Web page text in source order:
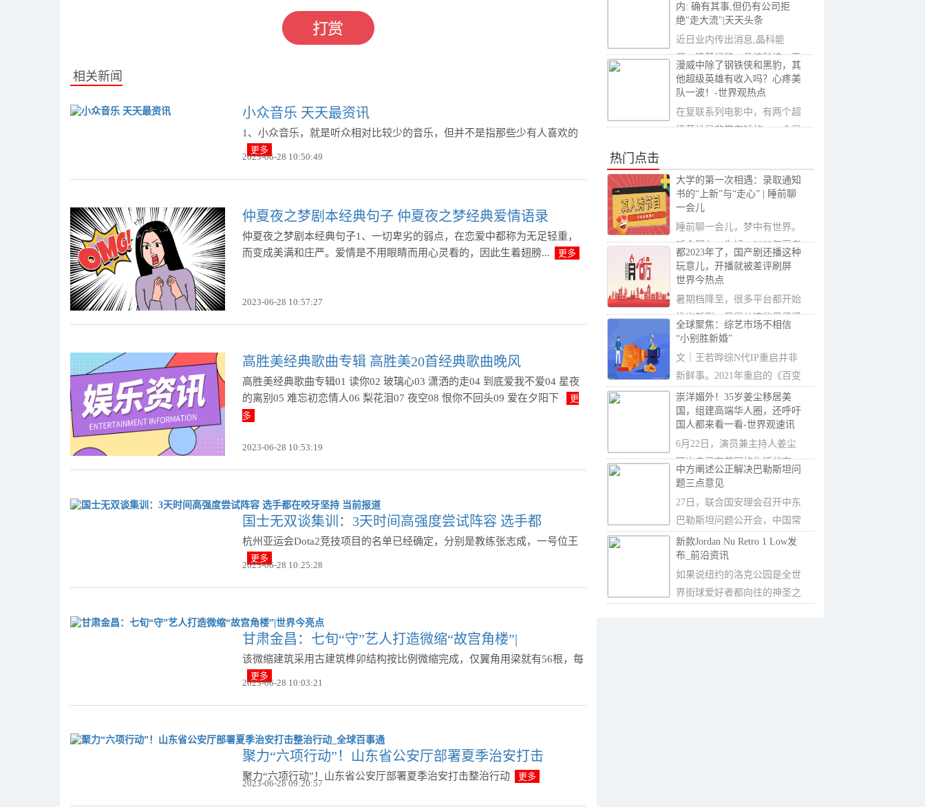
相关新闻
小众音乐 天天最资讯
1、小众音乐，就是听众相对比较少的音乐，但并不是指那些少有人喜欢的
更多
2023-06-28 10:50:49
仲夏夜之梦剧本经典句子 仲夏夜之梦经典爱情语录
仲夏夜之梦剧本经典句子1、一切卑劣的弱点，在恋爱中都称为无足轻重，
而变成美满和庄严。爱情是不用眼睛而用心灵看的，因此生着翅膀...
更多
2023-06-28 10:57:27
高胜美经典歌曲专辑 高胜美20首经典歌曲晚风
高胜美经典歌曲专辑01 读你02 玻璃心03 潇洒的走04 到底爱我不爱04 星夜
的离别05 难忘初恋情人06 梨花泪07 夜空08 恨你不回头09 爱在夕阳下
更
多
2023-06-28 10:53:19
国士无双谈集训：3天时间高强度尝试阵容 选手都
杭州亚运会Dota2竞技项目的名单已经确定，分别是教练张志成，一号位王
更多
2023-06-28 10:25:28
甘肃金昌：七旬“守”艺人打造微缩“故宫角楼”|
该微缩建筑采用古建筑榫卯结构按比例微缩完成，仅翼角用梁就有56根，每
更多
2023-06-28 10:03:21
聚力“六项行动”！山东省公安厅部署夏季治安打击
聚力“六项行动”！山东省公安厅部署夏季治安打击整治行动 更多
2023-06-28 09:20:57
内: 确有其事,但仍有公司拒
绝"走大流"|天天头条
近日业内传出消息,晶科能
源、隆基绿能、晶澳科技、天
合光能、协鑫集成
漫威中除了钢铁侠和黑豹，其
他超级英雄有收入吗？心疼美
队一波！-世界观热点
在复联系列电影中，有两个超
级英雄是非常有钱的，一个是
热门点击
大学的第一次相遇：录取通知
书的“上新”与“走心” | 睡前聊
一会儿
睡前聊一会儿，梦中有世界。
听众朋友，你好。2023年高考
成绩出炉，各大
都2023年了，国产剧还播这种
玩意儿，开播就被差评刷屏
世界今热点
暑期档降至，很多平台都开始
推出新剧。只是从这些日子播
出新剧的口碑来
全球聚焦：综艺市场不相信
“小别胜新婚”
文｜王若晔综N代IP重启并非
新鲜事。2021年重启的《百变
大咖秀》、2022
崇洋媚外！35岁姜尘移居美
国，组建高端华人圈，还呼吁
国人都来看一看-世界观速讯
6月22日，演员兼主持人姜尘
晒出自己在美国的生活状态，
引发很多网友的
中方阐述公正解决巴勒斯坦问
题三点意见
27日，联合国安理会召开中东
巴勒斯坦问题公开会，中国常
驻联合国代表张
新款Jordan Nu Retro 1 Low发
布_前沿资讯
如果说纽约的洛克公园是全世
界街球爱好者都向往的神圣之